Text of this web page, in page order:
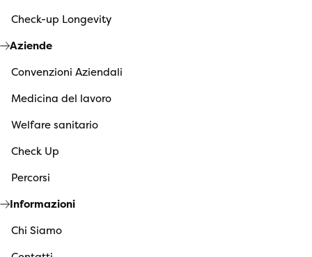
Check-up Longevity
Aziende
Convenzioni Aziendali
Medicina del lavoro
Welfare sanitario
Check Up
Percorsi
Informazioni
Chi Siamo